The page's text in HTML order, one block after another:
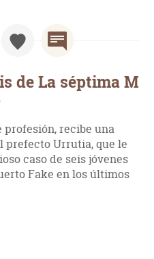
de La séptima M
profesión, recibe una
prefecto Urrutia, que le
caso de seis jóvenes
Fake en los últimos